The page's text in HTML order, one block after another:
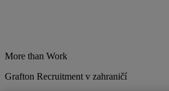
More than Work
Grafton Recruitment v zahraničí